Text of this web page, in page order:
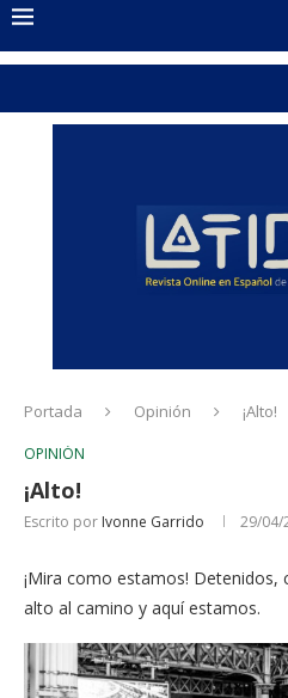
Portada Opinión ¡Alto!
OPINIÓN
¡Alto!
Escrito por Ivonne Garrido 29/04/
¡Mira como estamos! Detenidos,
alto al camino y aquí estamos.